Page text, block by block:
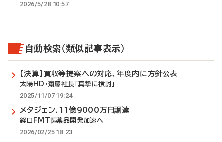
2026/5/28 10:57
自動検索（類似記事表示）
【決算】買収等提案への対応、年度内に方針公表
太陽HD・齋藤社長「真摯に検討」
2025/11/07 19:24
メタジェン、11億9000万円調達
経口FMT医薬品開発加速へ
2026/02/25 18:23